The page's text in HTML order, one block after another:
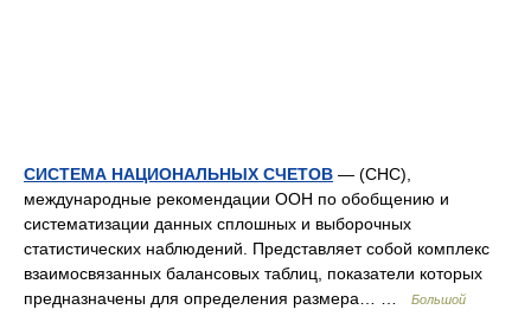
СИСТЕМА НАЦИОНАЛЬНЫХ СЧЕТОВ — (СНС),
международные рекомендации ООН по обобщению и
систематизации данных сплошных и выборочных
статистических наблюдений. Представляет собой комплекс
взаимосвязанных балансовых таблиц, показатели которых
предназначены для определения размера… …
Большой